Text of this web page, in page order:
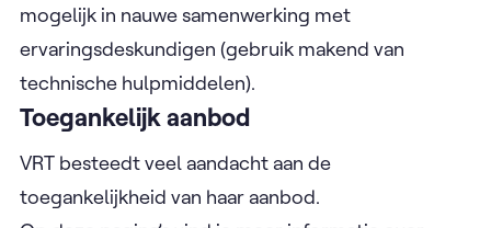
mogelijk in nauwe samenwerking met
ervaringsdeskundigen (gebruik makend van
technische hulpmiddelen).
Toegankelijk aanbod
VRT besteedt veel aandacht aan de
toegankelijkheid van haar aanbod.